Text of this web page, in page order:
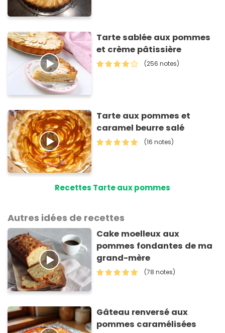
Tarte sablée aux pommes
et crème pâtissière
(256 notes)
Tarte aux pommes et
caramel beurre salé
(16 notes)
Recettes Tarte aux pommes
Autres idées de recettes
Cake moelleux aux
pommes fondantes de ma
grand-mère
(78 notes)
Gâteau renversé aux
pommes caramélisées